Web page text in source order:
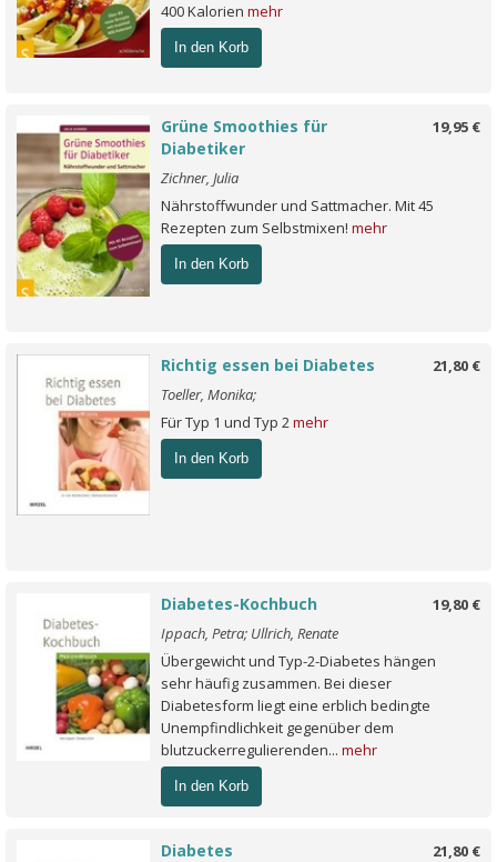
400 Kalorien mehr
In den Korb
19,95 €
Grüne Smoothies für
Diabetiker
Zichner, Julia
Nährstoffwunder und Sattmacher. Mit 45
Rezepten zum Selbstmixen! mehr
In den Korb
21,80 €
Richtig essen bei Diabetes
Toeller, Monika;
Für Typ 1 und Typ 2mehr
In den Korb
19,80 €
Diabetes-Kochbuch
Ippach, Petra; Ullrich, Renate
Übergewicht und Typ-2-Diabetes hängen
sehr häufig zusammen. Bei dieser
Diabetesform liegt eine erblich bedingte
Unempfindlichkeit gegenüber dem
blutzuckerregulierenden... mehr
In den Korb
21,80 €
Diabetes